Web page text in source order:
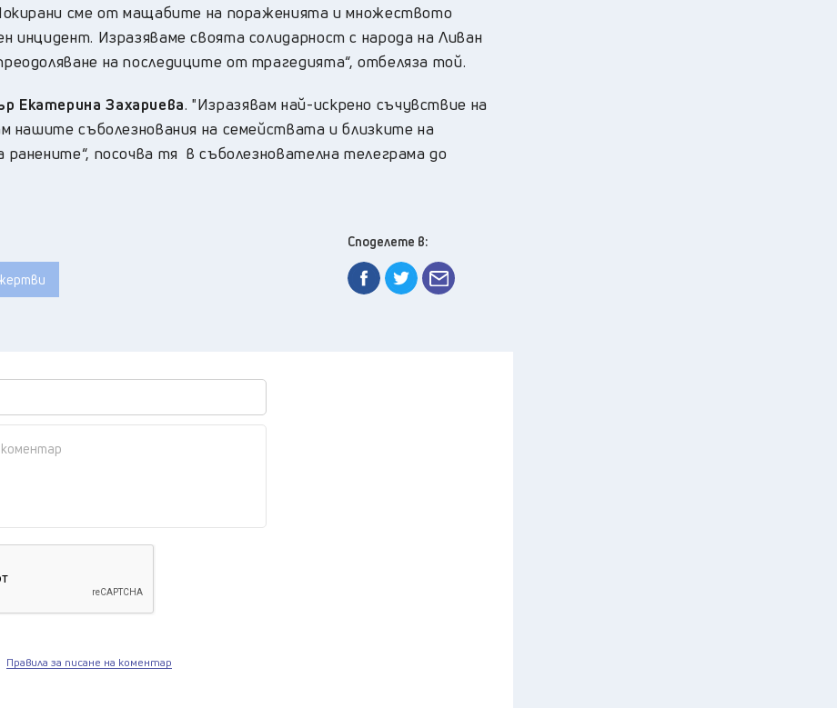
сме от мащабите на пораженията и множеството
инцидент. Изразяваме своята солидарност с народа на Ливан
на последиците от трагедията“, отбеляза той.
Екатерина Захариева. "Изразявам най-искрено съчувствие на
нашите съболезнования на семействата и близките на
посочва тя в съболезнователна телеграма до
Споделете в:
Правила за писане на коментар